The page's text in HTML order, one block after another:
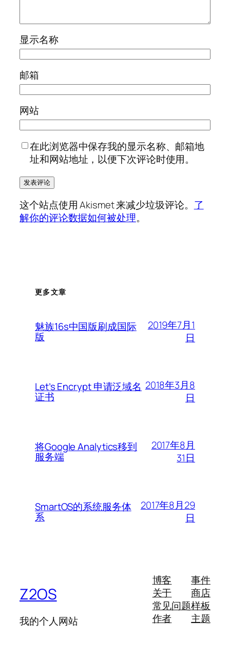
显示名称
邮箱
网站
在此浏览器中保存我的显示名称、邮箱地
址和网站地址，以便下次评论时使用。
这个站点使用 Akismet 来减少垃圾评论。 了
解你的评论数据如何被处理。
更多文章
魅族16s中国版刷成国际
版
2019年7月1
日
Let’s Encrypt 申请泛域名
证书
2018年3月8
日
将Google Analytics移到
服务端
2017年8月
31日
SmartOS的系统服务体
系
2017年8月29
日
Z2OS
我的个人网站
博客
关于
常见问题
作者
事件
商店
样板
主题